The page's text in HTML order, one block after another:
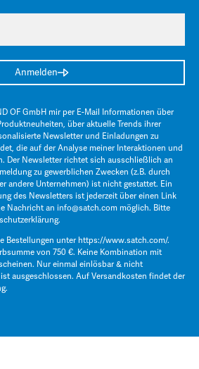
Anmelden
OF GmbH mir per E-Mail Informationen über
über aktuelle Trends ihrer
Newsletter und Einladungen zu
die auf der Analyse meiner Interaktionen und
Der Newsletter richtet sich ausschließlich an
zu gewerblichen Zwecken (z.B. durch
andere Unternehmen) ist nicht gestattet. Ein
des Newsletters ist jederzeit über einen Link
Nachricht an info@satch.com möglich. Bitte
.
Bestellungen unter https://www.satch.com/.
von 750 €. Keine Kombination mit
Nur einmal einlösbar & nicht
ausgeschlossen. Auf Versandkosten findet der